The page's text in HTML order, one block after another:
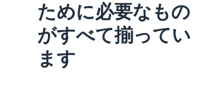
ために必要なもの
がすべて揃ってい
ます